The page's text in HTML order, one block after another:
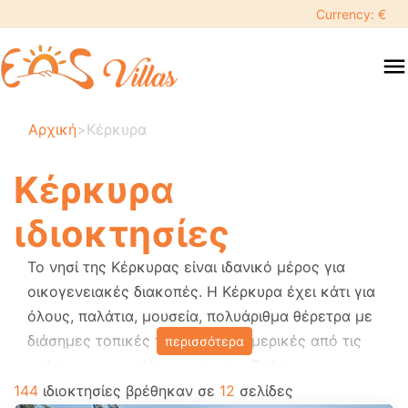
Currency: €
menu
swipe
to
close
ημερομηνίες
Αναζήτηση
Προορισμός
Ενήλικες
Αρχική>Κέρκυρα
Κέρκυρα
ιδιοκτησίες
Το νησί της Κέρκυρας είναι ιδανικό μέρος για
οικογενειακές διακοπές. Η Κέρκυρα έχει κάτι για
όλους, παλάτια, μουσεία, πολυάριθμα θέρετρα με
διάσημες τοπικές ταβέρνες και μερικές από τις
γαλάζια σημαία. Υπάρχουν οργανωμένες
περισσότερα
144 ιδιοκτησίες βρέθηκαν σε 12 σελίδες